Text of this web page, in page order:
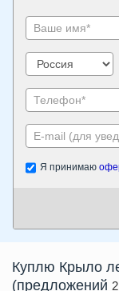
Я принимаю
Куплю Крыло
(предложений 2